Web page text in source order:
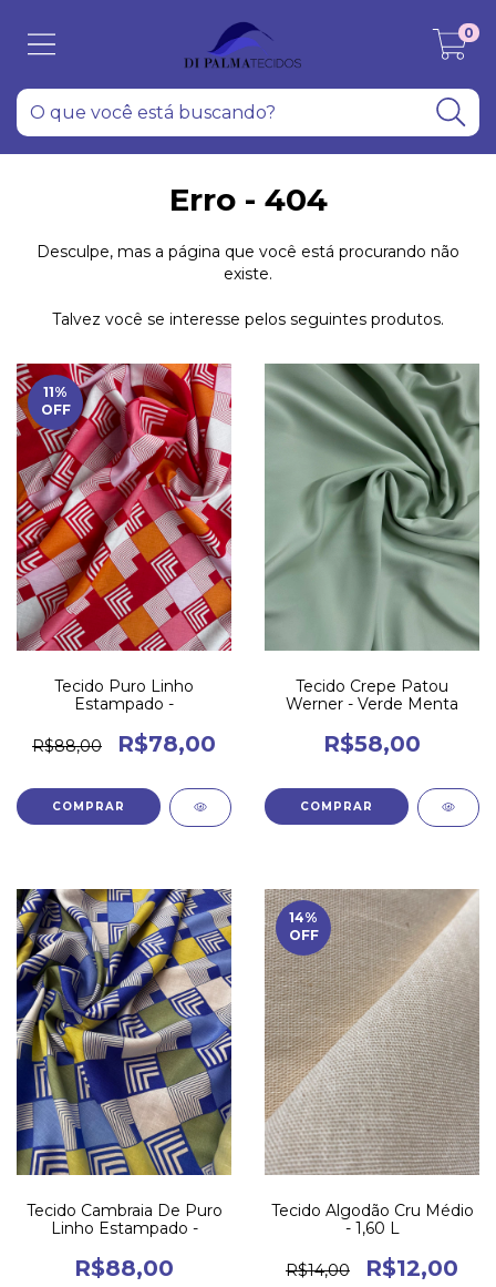
0
Erro - 404
Desculpe, mas a página que você está procurando não
existe.
Talvez você se interesse pelos seguintes produtos.
11%
OFF
Tecido Puro Linho
Estampado -
R$88,00 R$78,00
Tecido Crepe Patou
Werner - Verde Menta
R$58,00
Tecido Cambraia De Puro
Linho Estampado -
R$88,00
14%
OFF
Tecido Algodão Cru Médio
- 1,60 L
R$14,00 R$12,00